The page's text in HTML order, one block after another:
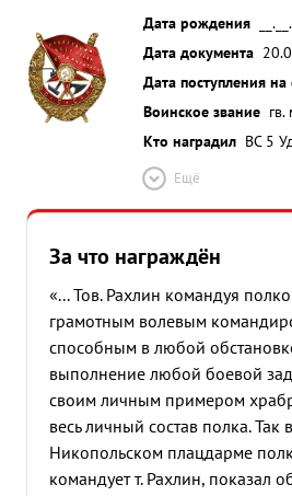
Дата рождения
Дата документа
Дата поступления
Воинское звание
Кто наградил ВС 5
Ещё
За что награждён
«... Тов. Рахлин командуя
грамотным волевым
способным в любой
выполнение любой боевой
своим личным примером
весь личный состав полка. Так
Никопольском плацдарме
командует т. Рахлин, показал